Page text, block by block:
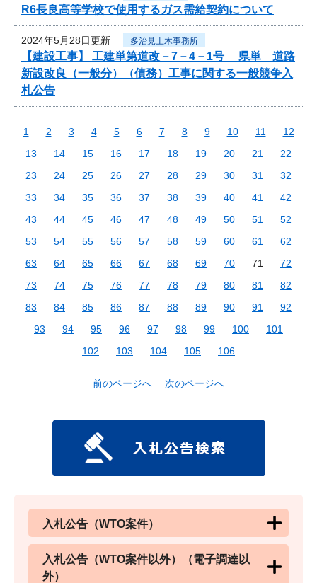
R6長良高等学校で使用するガス需給契約について
2024年5月28日更新 多治見土木事務所
【建設工事】 工建単第道改－7－4－1号 県単 道路
新設改良（一般分）（債務）工事に関する一般競争入
札公告
1 2 3 4 5 6 7 8 9 10 11
12
13
14 15 16 17 18 19 20 21
22
23
24 25 26 27 28 29 30 31
32
33
34 35 36 37 38 39 40 41
42
43
44 45 46 47 48 49 50 51
52
53
54 55 56 57 58 59 60 61
62
63
64 65 66 67 68 69 70 71
72
73
74 75 76 77 78 79 80 81
82
83
84 85 86 87 88 89 90 91
92
93
94 95 96 97 98 99 100
101
102
103 104 105 106
前のページへ 次のページへ
入札公告（WTO案件）
入札公告（WTO案件以外）（電子調達以
外）